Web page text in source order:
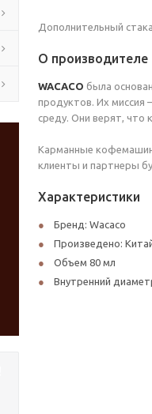
Дополнительный
О производителе
WACACO была
продуктов. Их
среду. Они верят,
Карманные
клиенты и партнеры
Характеристики
Бренд: Wacaco
Произведено:
Объем 80 мл
Внутренний